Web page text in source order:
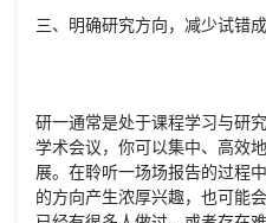
三、明确研究方向，减少试错
研一通常是处于课程学习与研
学术会议，你可以集中、高效
展。在聆听一场场报告的过程
的方向产生浓厚兴趣，也可能